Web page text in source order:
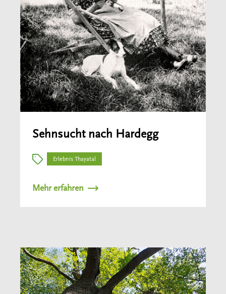
Sehnsucht nach Hardegg
Erlebnis Thayatal
Mehr erfahren